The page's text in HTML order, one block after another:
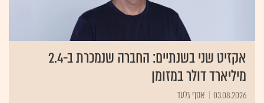
אקזיט שני בשנתיים: החברה שנמכרת ב-2.4
מיליארד דולר במזומן
03.08.2026 אסף גלעד